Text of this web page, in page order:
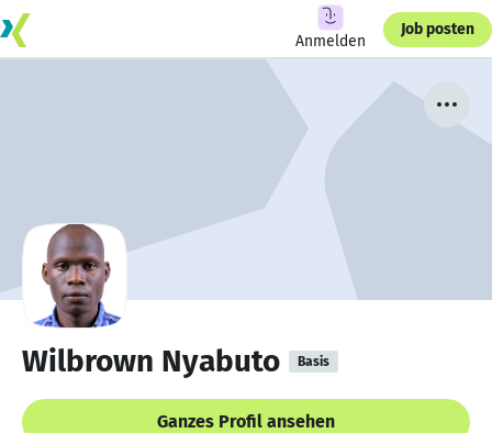
Anmelden
Job posten
Wilbrown Nyabuto Basis
Ganzes Profil ansehen